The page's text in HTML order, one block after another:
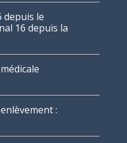
depuis le
16 depuis la
: